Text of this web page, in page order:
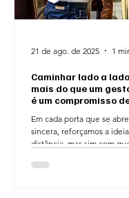
Caminhar lado a
mais do que um
é um compromisso
Em cada porta que se
sincera, reforçamos a
distância, mas sim com
21 de ago. de 2025 1